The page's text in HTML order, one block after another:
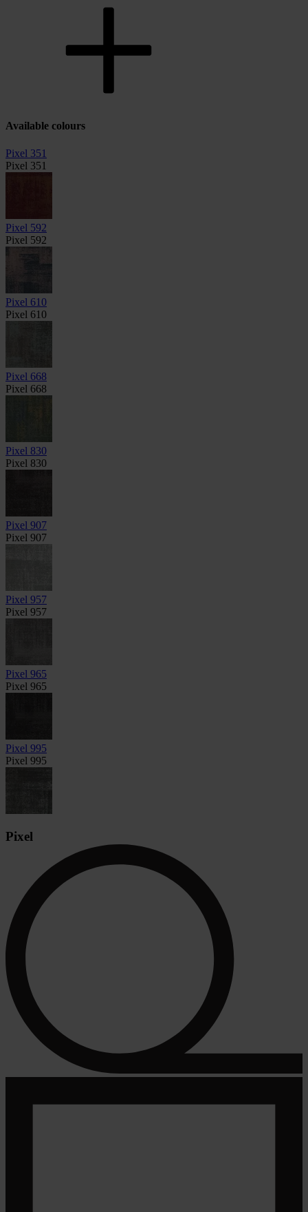
Available colours
Pixel 351
Pixel 351
Pixel 592
Pixel 592
Pixel 610
Pixel 610
Pixel 668
Pixel 668
Pixel 830
Pixel 830
Pixel 907
Pixel 907
Pixel 957
Pixel 957
Pixel 965
Pixel 965
Pixel 995
Pixel 995
Pixel